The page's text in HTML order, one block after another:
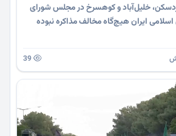
خلیل‌آباد و کوهسرخ در مجلس شورای
ایران هیچ‌گاه مخالف مذاکره نبوده